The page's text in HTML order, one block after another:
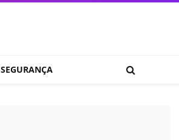
SEGURANÇA